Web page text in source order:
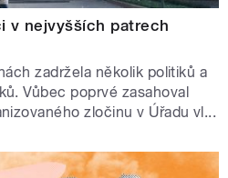
v nejvyšších patrech
zadržela několik politiků a
Vůbec poprvé zasahoval
zločinu v Úřadu vl...